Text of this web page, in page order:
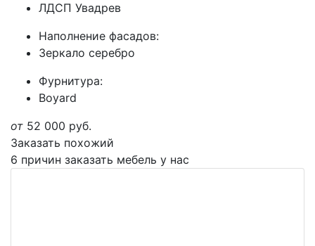
ЛДСП Увадрев
Наполнение фасадов:
Зеркало серебро
Фурнитура:
Boyard
от 52 000 руб.
Заказать похожий
6 причин заказать мебель у нас